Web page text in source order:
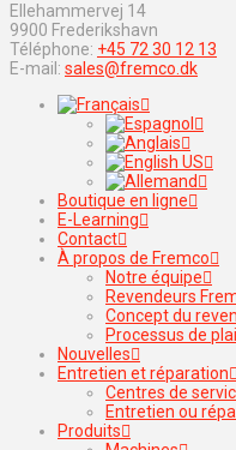
Ellehammervej 14
9900 Frederikshavn
Téléphone: +45 72 30 12 13
E-mail: sales@fremco.dk
Boutique en ligne
E-Learning
Contact
À propos de Fremco
Notre équipe
Revendeurs
Concept du
Processus de
Nouvelles
Entretien et réparation
Centres de
Entretien ou
Produits